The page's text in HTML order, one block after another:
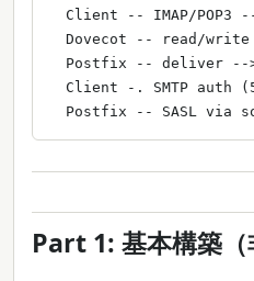
Client -- IMAP/POP3
Dovecot -- read/
Postfix -- deliver --
Client -. SMTP auth
Postfix -- SASL via
Part 1: 基本構築（